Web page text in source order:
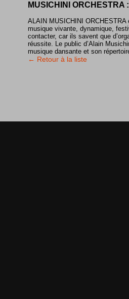
MUSICHINI ORCHESTRA :
ALAIN MUSICHINI ORCHESTRA
musique vivante, dynamique,
contacter, car ils savent que
réussite. Le public d’Alain
musique dansante et son
← Retour à la liste